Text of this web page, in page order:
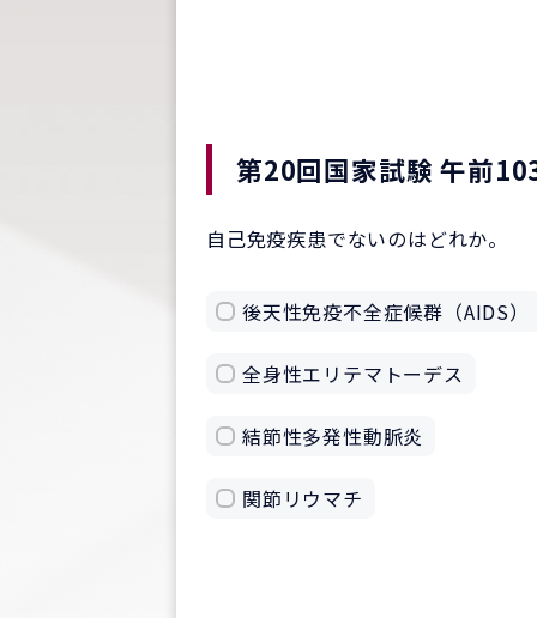
第20回国家試験 午前
自己免疫疾患でないのはどれか。
後天性免疫不全症候群（AIDS）
全身性エリテマトーデス
結節性多発性動脈炎
関節リウマチ